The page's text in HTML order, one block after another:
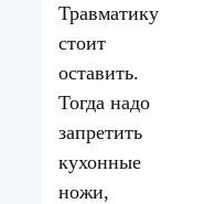
Травматику
стоит
оставить.
Тогда надо
запретить
кухонные
ножи,